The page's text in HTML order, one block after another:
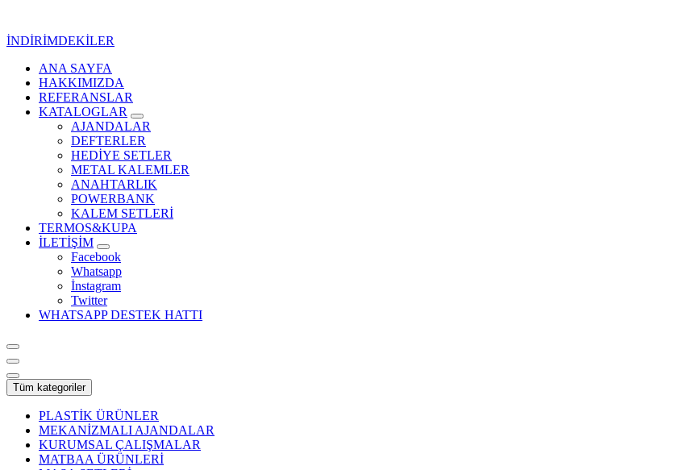
İNDİRİMDEKİLER
Kurumsal Promosyon-Hediyelik
ANA SAYFA
HAKKIMIZDA
REFERANSLAR
KATALOGLAR
AJANDALAR
DEFTERLER
HEDİYE SETLER
METAL KALEMLER
ANAHTARLIK
POWERBANK
KALEM SETLERİ
TERMOS&KUPA
İLETİŞİM
Facebook
Whatsapp
İnstagram
Twitter
WHATSAPP DESTEK HATTI
Tüm kategoriler
PLASTİK ÜRÜNLER
MEKANİZMALI AJANDALAR
KURUMSAL ÇALIŞMALAR
MATBAA ÜRÜNLERİ